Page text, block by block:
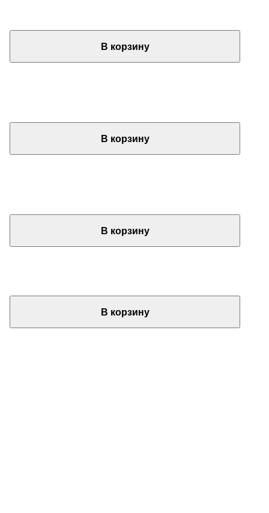
В корзину
В корзину
В корзину
В корзину